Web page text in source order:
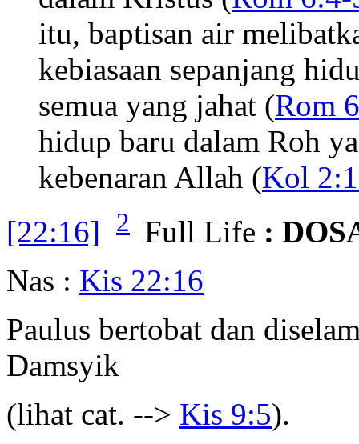
itu, baptisan air
kebiasaan sepanjang
semua yang jahat (Rom
hidup baru dalam Roh
kebenaran Allah (Kol
[22:16]
2 Full Life :
Nas : Kis 22:16
Paulus bertobat dan
Damsyik
(lihat cat. --> Kis 9:5).